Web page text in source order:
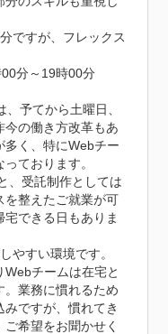
ですが、フレックス
00分～19時00分
予てから土曜日、
今の働き方改革もあ
多く、特にWebチー
ております。
、受託制作としては
を整えたご就業が可
できる日もありま
やすい環境です。
Webチームは在宅と
。業務に慣れるため
ですが、慣れてき
希望をお聞かせく